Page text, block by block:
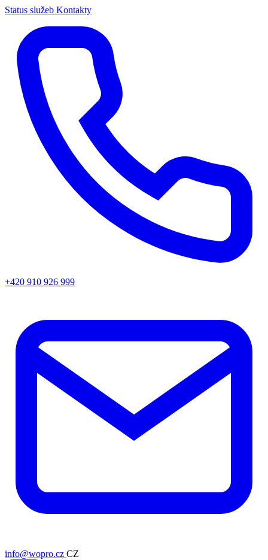
Status služeb Kontakty
+420 910 926 999
info@wopro.cz CZ